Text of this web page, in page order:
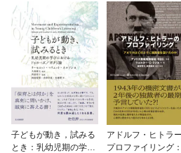
子どもが動き，試みる
とき：乳幼児期の学び
アドルフ・ヒトラ
プロファイリング